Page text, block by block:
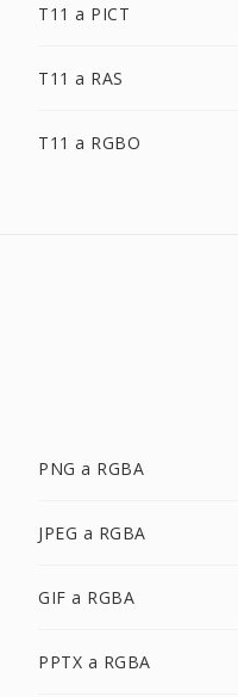
T11 a PICT
T11 a RAS
T11 a RGBO
PNG a RGBA
JPEG a RGBA
GIF a RGBA
PPTX a RGBA